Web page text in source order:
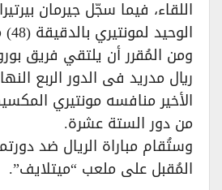
اللقاء، فيما سجّل جيرمان
الوحيد لمونتيري بالدقيقة (48) من زمن المباراة.
ومن المُقرر أن يلتقي فريق
ريال مدريد فى الدور الربع
من دور الستة عشرة.
وستُقام مباراة الريال ضد
المُقبل على ملعب “ميتلايف”.